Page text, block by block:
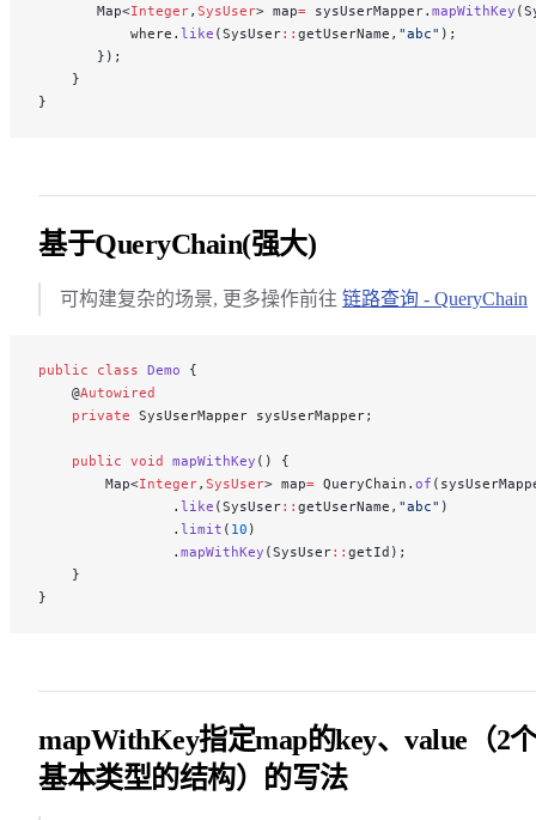
       Map<
Integer, SysUser> map= sysUserMapper. mapWithKey
           where.
like (SysUser:: getUserName, "abc" );
       });
    }
}
基于QueryChain(强大)
可构建复杂的场景, 更多操作前往 链路查询 - QueryChain
public class Demo {
    @
Autowired
    private
SysUserMapper sysUserMapper;
    public
void mapWithKey () {
        Map<
Integer, SysUser> map= QueryChain. of
                .
like (SysUser:: getUserName, "abc" )
                .
limit ( 10 )
                .
mapWithKey (SysUser:: getId);
    }
}
mapWithKey指定map的key、value（2
基本类型的结构）的写法